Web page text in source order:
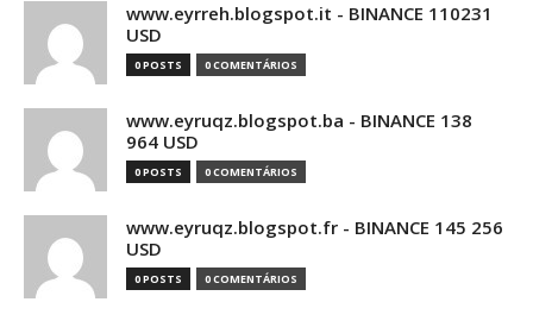
www.eyrreh.blogspot.it - BINANCE 110231
USD
0 POSTS 0 COMENTÁRIOS
www.eyruqz.blogspot.ba - BINANCE 138
964 USD
0 POSTS 0 COMENTÁRIOS
www.eyruqz.blogspot.fr - BINANCE 145 256
USD
0 POSTS 0 COMENTÁRIOS